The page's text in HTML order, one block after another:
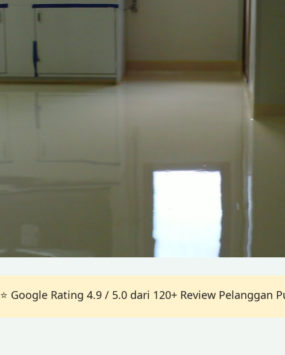
⭐ Google Rating 4.9 / 5.0 dari 120+ Review Pelanggan